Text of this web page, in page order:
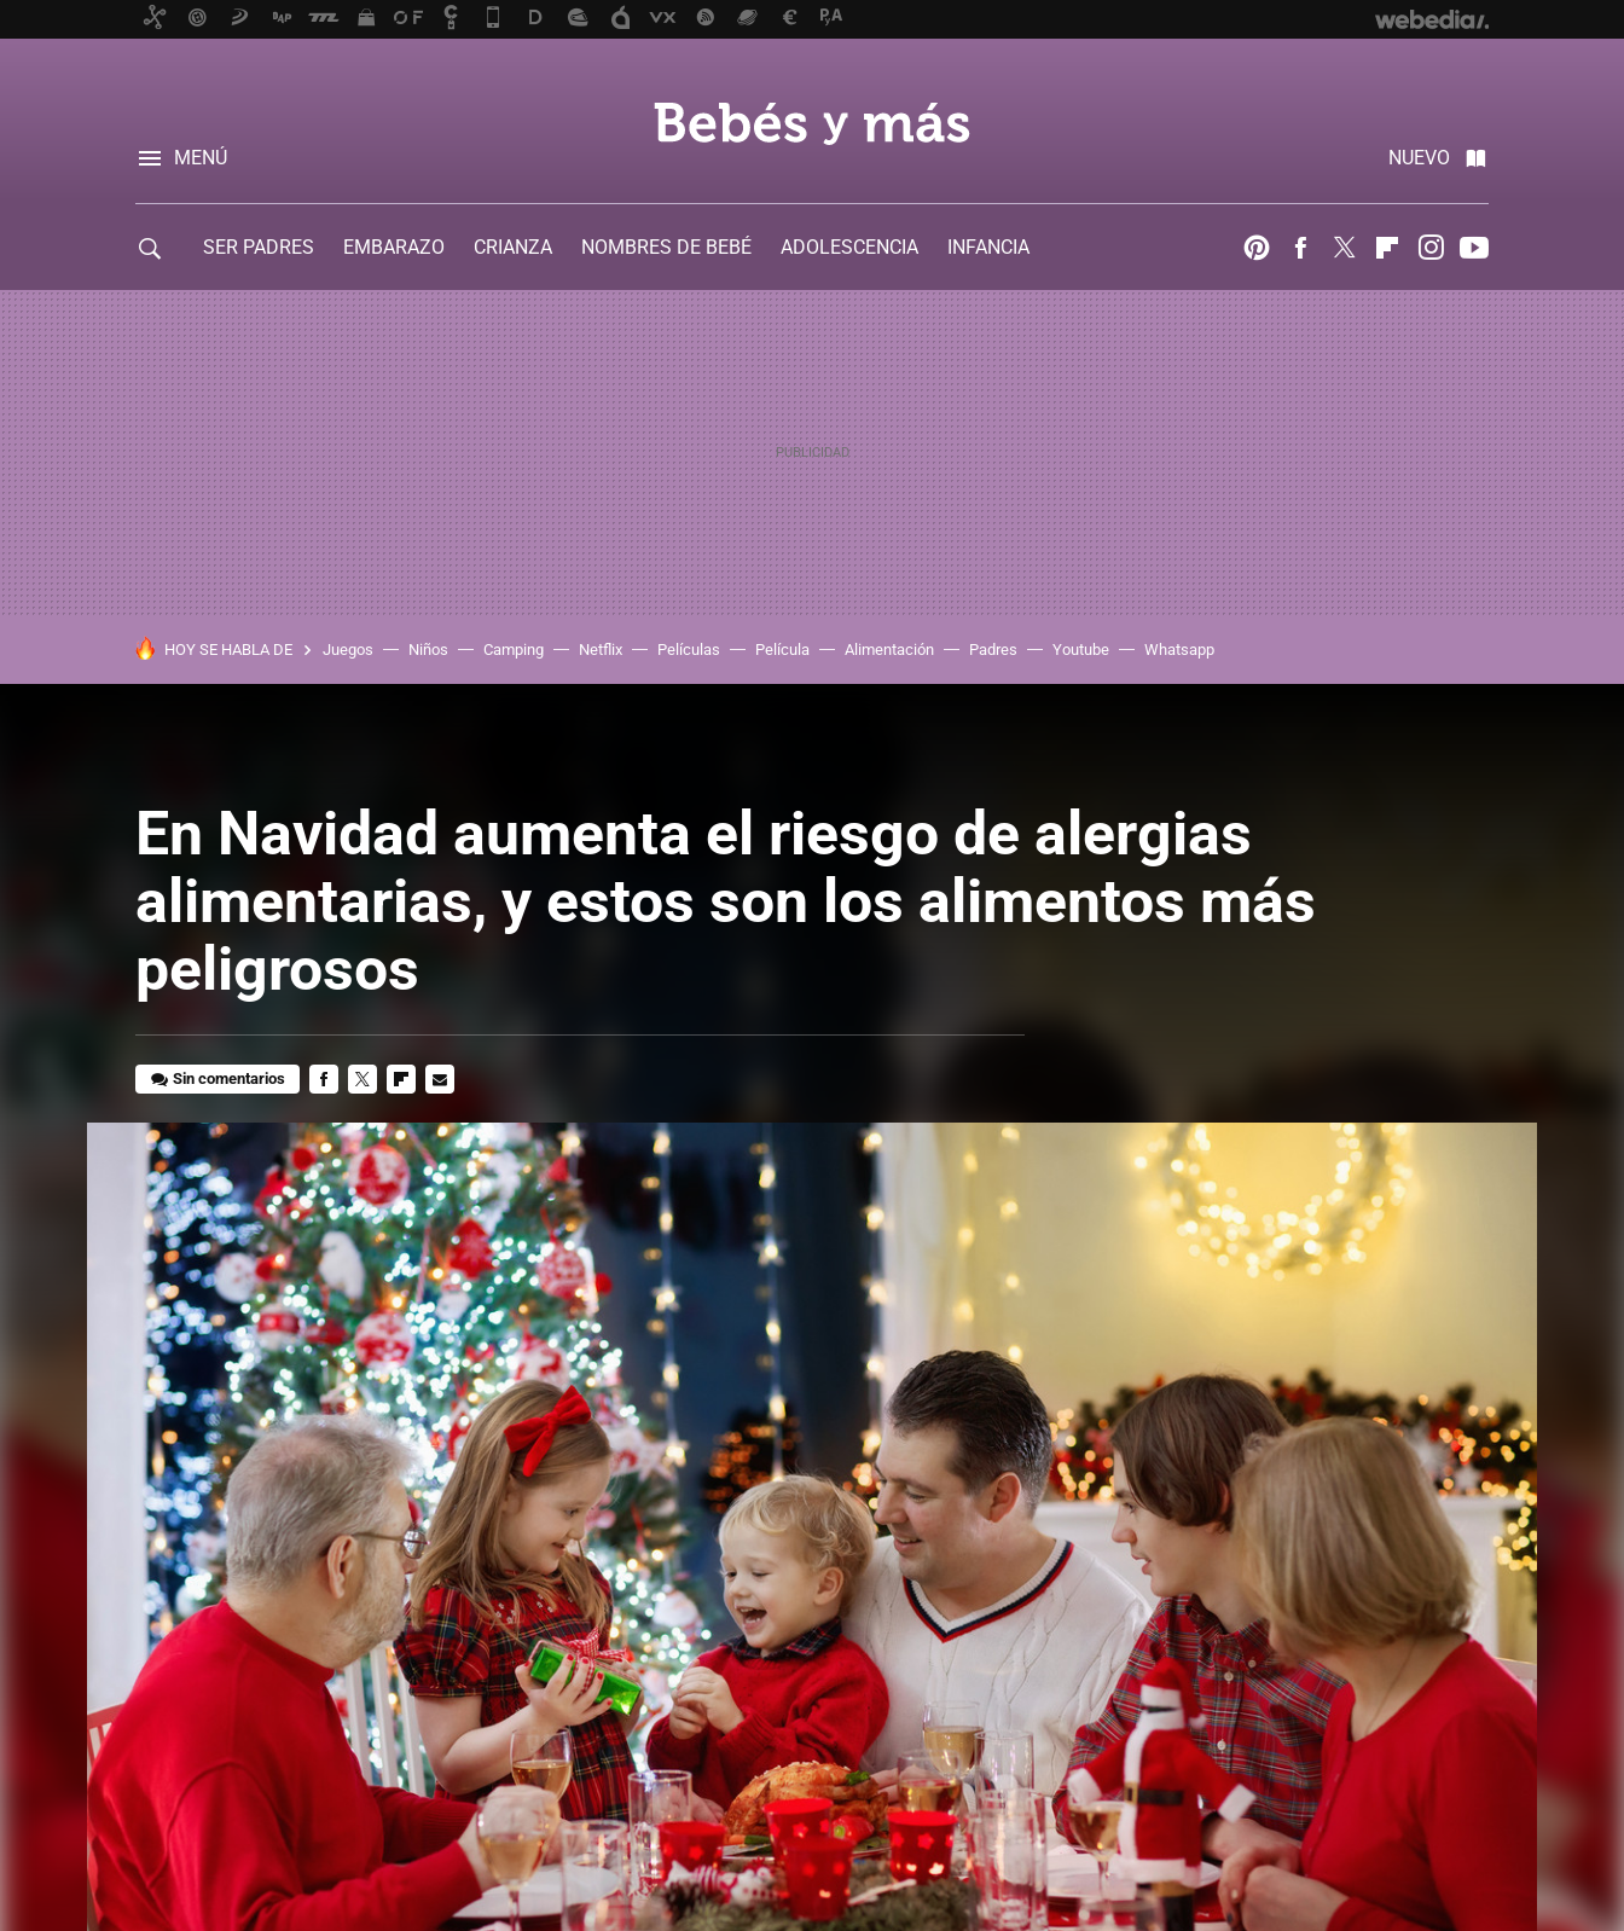
MENÚ NUEVO
SER PADRES EMBARAZO CRIANZA NOMBRES DE BEBÉ ADOLESCENCIA
INFANCIA
PinterestFacebook
Twitter FlipboardInstagram
HOY SE HABLA DE Juegos Niños Camping Netflix Películas Película Alimentación Padres Youtube Whatsapp
En Navidad aumenta el riesgo de alergias
alimentarias, y estos son los alimentos más
peligrosos
Sin comentarios
MAIL